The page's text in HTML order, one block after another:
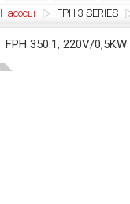
Насосы FPH 3 SERIES
FPH 350.1, 220V/